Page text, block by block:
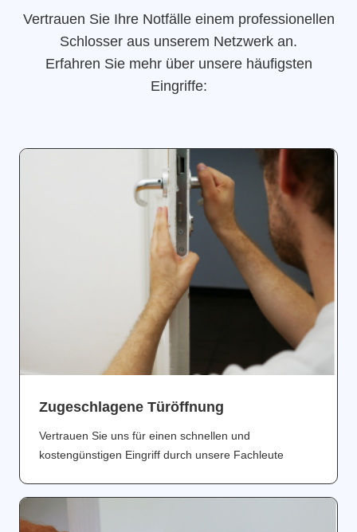
Vertrauen Sie Ihre Notfälle einem professionellen
Schlosser aus unserem Netzwerk an.
Erfahren Sie mehr über unsere häufigsten
Eingriffe:
Zugeschlagene Türöffnung
Vertrauen Sie uns für einen schnellen und
kostengünstigen Eingriff durch unsere Fachleute